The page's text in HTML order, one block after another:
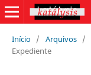
Início / Arquivos /
Expediente